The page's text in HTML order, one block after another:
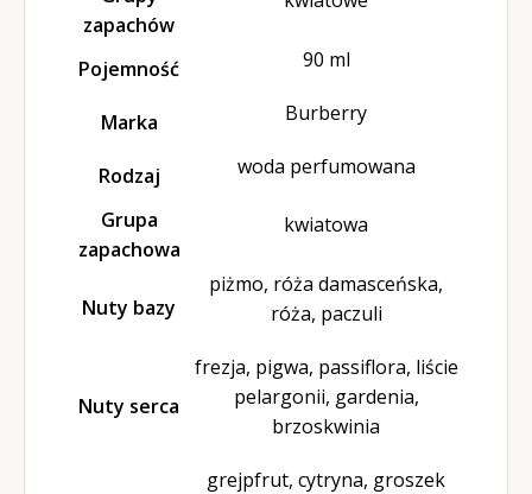
zapachów
Pojemność 90 ml
Marka Burberry
Rodzaj woda perfumowana
Grupa
zapachowa
kwiatowa
Nuty bazy
piżmo, róża damasceńska,
róża, paczuli
Nuty serca
frezja, pigwa, passiflora, liście
pelargonii, gardenia,
brzoskwinia
grejpfrut, cytryna, groszek